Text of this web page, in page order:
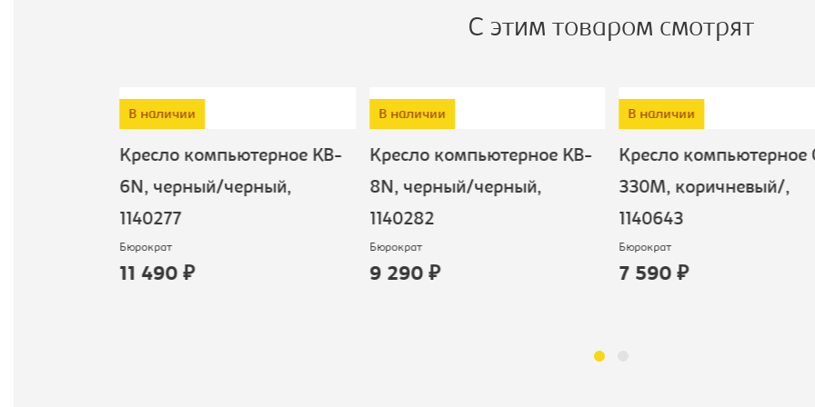
С этим товаром смотрят
В наличии
Кресло компьютерное KB-
6N, черный/черный,
1140277
Бюрократ
11 490 ₽
В наличии
Кресло компьютерное KB-
8N, черный/черный,
1140282
Бюрократ
9 290 ₽
В наличии
Кресло компьютерное
330M, коричневый/,
1140643
Бюрократ
7 590 ₽